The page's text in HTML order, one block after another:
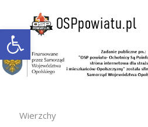
Otwórz pasek narzędzi
Wierzchy